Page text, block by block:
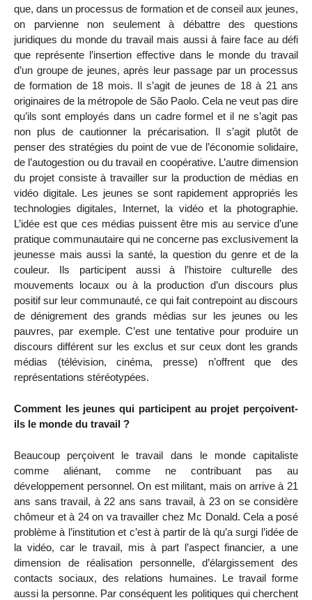
que, dans un processus de formation et de conseil aux jeunes,
on parvienne non seulement à débattre des questions
juridiques du monde du travail mais aussi à faire face au défi
que représente l’insertion effective dans le monde du travail
d’un groupe de jeunes, après leur passage par un processus
de formation de 18 mois. Il s’agit de jeunes de 18 à 21 ans
originaires de la métropole de São Paolo. Cela ne veut pas dire
qu’ils sont employés dans un cadre formel et il ne s’agit pas
non plus de cautionner la précarisation. Il s’agit plutôt de
penser des stratégies du point de vue de l’économie solidaire,
de l’autogestion ou du travail en coopérative. L’autre dimension
du projet consiste à travailler sur la production de médias en
vidéo digitale. Les jeunes se sont rapidement appropriés les
technologies digitales, Internet, la vidéo et la photographie.
L’idée est que ces médias puissent être mis au service d’une
pratique communautaire qui ne concerne pas exclusivement la
jeunesse mais aussi la santé, la question du genre et de la
couleur. Ils participent aussi à l’histoire culturelle des
mouvements locaux ou à la production d’un discours plus
positif sur leur communauté, ce qui fait contrepoint au discours
de dénigrement des grands médias sur les jeunes ou les
pauvres, par exemple. C’est une tentative pour produire un
discours différent sur les exclus et sur ceux dont les grands
médias (télévision, cinéma, presse) n’offrent que des
représentations stéréotypées.
Comment les jeunes qui participent au projet perçoivent-
ils le monde du travail ?
Beaucoup perçoivent le travail dans le monde capitaliste
comme aliénant, comme ne contribuant pas au
développement personnel. On est militant, mais on arrive à 21
ans sans travail, à 22 ans sans travail, à 23 on se considère
chômeur et à 24 on va travailler chez Mc Donald. Cela a posé
problème à l’institution et c’est à partir de là qu’a surgi l’idée de
la vidéo, car le travail, mis à part l’aspect financier, a une
dimension de réalisation personnelle, d’élargissement des
contacts sociaux, des relations humaines. Le travail forme
aussi la personne. Par conséquent les politiques qui cherchent